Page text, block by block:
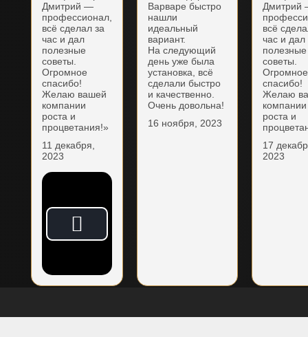
Дмитрий —
профессионал,
всё сделал за
час и дал
полезные
советы.
Огромное
спасибо!
Желаю вашей
компании
роста и
процветания!»
11 декабря,
2023
Варваре быстро
нашли
идеальный
вариант.
На следующий
день уже была
установка, всё
сделали быстро
и качественно.
Очень довольна!
16 ноября, 2023
Дмитрий
всё
час и дал
полезные
советы.
Огромное
спасибо!
Желаю
компании
роста и
17
2023